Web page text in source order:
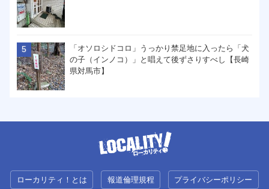
「オソロシドコロ」うっかり禁足地に入ったら「犬
の子（インノコ）」と唱えて後ずさりすべし【長崎
県対馬市】
ローカリティ！とは 報道倫理規程 プライバシーポリシー